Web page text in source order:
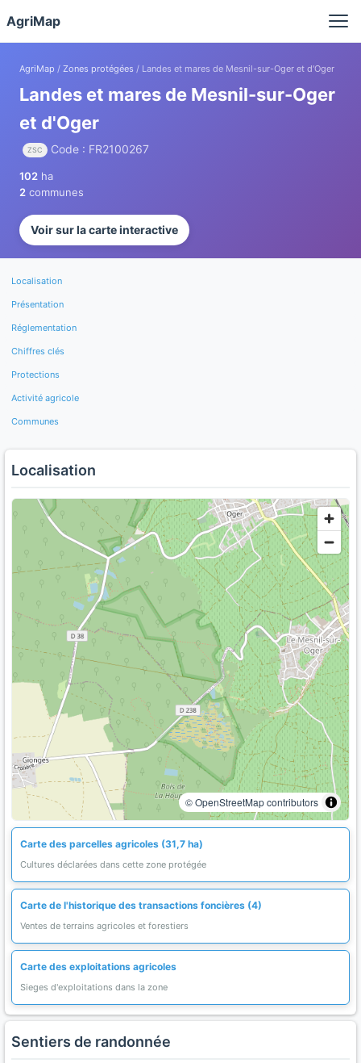
AgriMap
AgriMap / Zones protégées / Landes et mares de Mesnil-sur-Oger et d'Oger
Landes et mares de Mesnil-sur-Oger
et d'Oger
ZSC Code : FR2100267
102 ha
2 communes
Voir sur la carte interactive
Localisation
Présentation
Réglementation
Chiffres clés
Protections
Activité agricole
Communes
Localisation
© OpenStreetMap contributors
Carte des parcelles agricoles (31,7 ha)
Cultures déclarées dans cette zone protégée
Carte de l'historique des transactions foncières (4)
Ventes de terrains agricoles et forestiers
Carte des exploitations agricoles
Sieges d'exploitations dans la zone
Sentiers de randonnée